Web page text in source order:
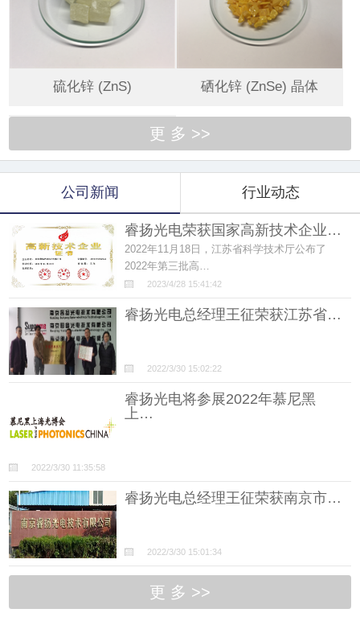
硫化锌 (ZnS) 硒化锌 (ZnSe) 晶体
更 多 >>
公司新闻 行业动态
睿扬光电荣获国家高新技术企业…
2022年11月18日，江苏省科学技术厅公布了
2022年第三批高…
2023/4/28 15:41:42
睿扬光电总经理王征荣获江苏省…
2022/3/30 15:02:22
睿扬光电将参展2022年慕尼黑
上…
2022/3/30 11:35:58
睿扬光电总经理王征荣获南京市…
2022/3/30 15:01:34
更 多 >>